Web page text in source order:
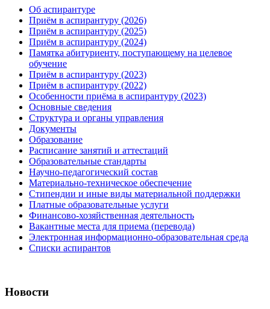
Об аспирантуре
Приём в аспирантуру (2026)
Приём в аспирантуру (2025)
Приём в аспирантуру (2024)
Памятка абитуриенту, поступающему на целевое
обучение
Приём в аспирантуру (2023)
Приём в аспирантуру (2022)
Особенности приёма в аспирантуру (2023)
Основные сведения
Структура и органы управления
Документы
Образование
Расписание занятий и аттестаций
Образовательные стандарты
Научно-педагогический состав
Материально-техническое обеспечение
Стипендии и иные виды материальной поддержки
Платные образовательные услуги
Финансово-хозяйственная деятельность
Вакантные места для приема (перевода)
Электронная информационно-образовательная среда
Списки аспирантов
Новости